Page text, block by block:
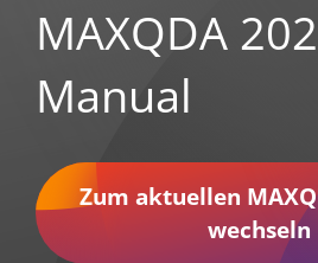
MAXQDA
Manual
Zum aktuellen
wechseln